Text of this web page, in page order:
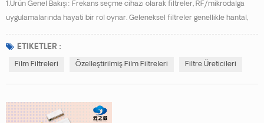
1.Ürün Genel Bakışı: Frekans seçme cihazı olarak filtreler, RF/mikrodalga
uygulamalarında hayati bir rol oynar. Geleneksel filtreler genellikle hantal,
tasarımı ve üretiminde tescilli minyatür ince film teknolojimizi kullanarak,
yüksek performanslı, kompakt ince film filtreleri başarıyla geliştirdik. İnce
ETIKETLER :
Film Filtreleri Özelleştirilmiş Film Filtreleri Filtre Üreticileri